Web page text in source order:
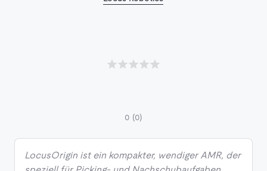
0 (0)
LocusOrigin ist ein kompakter, wendiger AMR, der